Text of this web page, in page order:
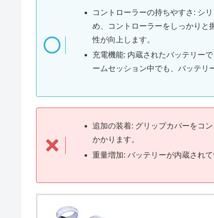
コントローラーの持ちやすさ: シ
め、コントローラーをしっかりと
性が向上します。
充電機能: 内蔵されたバッテリー
ームセッション中でも、バッテリ
追加の装着: グリップカバーをコ
かかります。
重量増加: バッテリーが内蔵され